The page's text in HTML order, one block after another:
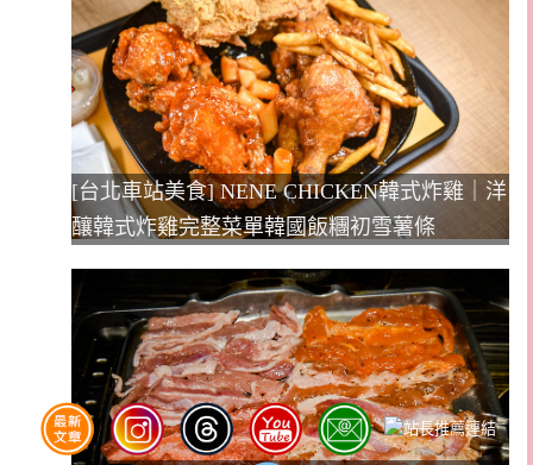
[台北車站美食] NENE CHICKEN韓式炸雞｜洋
釀韓式炸雞完整菜單韓國飯糰初雪薯條